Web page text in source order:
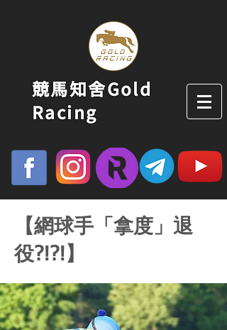
競馬知舍Gold
Racing
【網球手「拿度」退
役?!?!】